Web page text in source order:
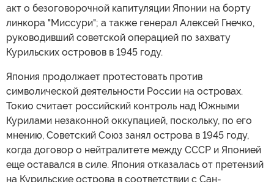
акт о безоговорочной капитуляции Японии на борту
линкора "Миссури"; а также генерал Алексей Гнечко,
руководивший советской операцией по захвату
Курильских островов в 1945 году.
Япония продолжает протестовать против
символической деятельности России на островах.
Токио считает российский контроль над Южными
Курилами незаконной оккупацией, поскольку, по его
мнению, Советский Союз занял острова в 1945 году,
когда договор о нейтралитете между СССР и Японией
еще оставался в силе. Япония отказалась от претензий
на Курильские острова в соответствии с Сан-